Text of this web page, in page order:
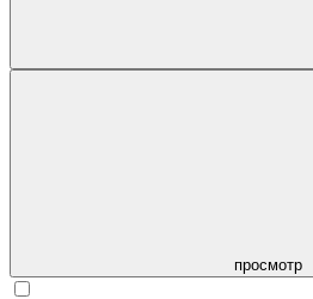
просмотр